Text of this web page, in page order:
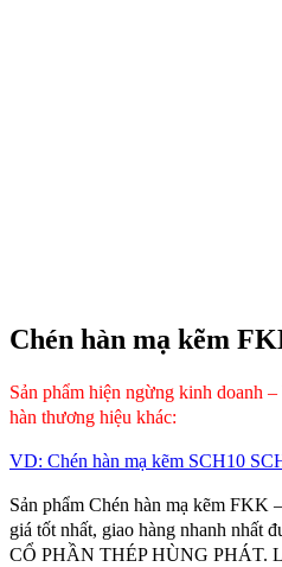
Chén hàn mạ kẽm
Sản phẩm hiện ngừng kinh doanh
hàn thương hiệu khác:
VD: Chén hàn mạ kẽm SCH10
Sản phẩm Chén hàn mạ kẽm FKK
giá tốt nhất, giao hàng nhanh nhất
CỔ PHẦN THÉP HÙNG PHÁT.